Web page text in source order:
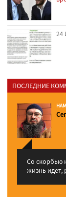
24
ПОСЛЕДНИЕ
Со скорбью
жизнь идет,